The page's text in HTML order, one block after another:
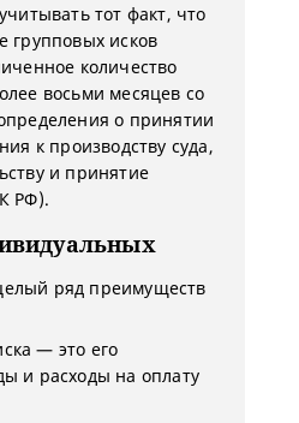
тот факт, что
групповых исков
количество
восьми месяцев со
о принятии
к производству суда,
и принятие
РФ).
ряд преимуществ
— это его
и расходы на оплату